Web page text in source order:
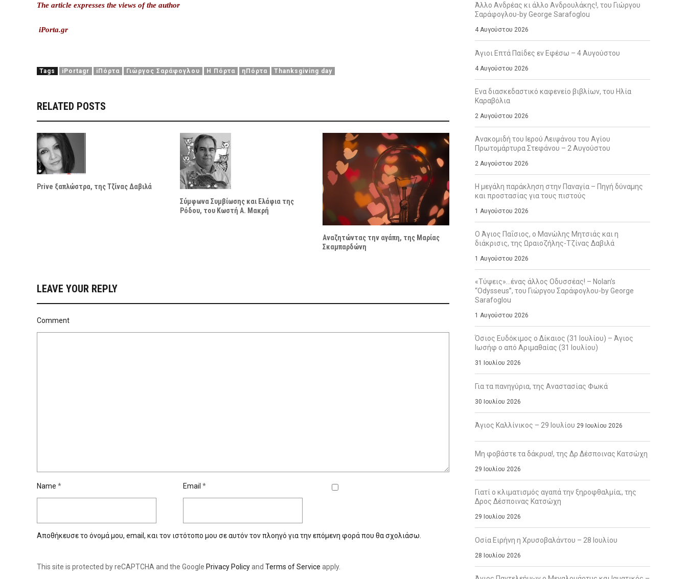
The article expresses the views of the author
iPorta.gr
Tags iPortagr iΠόρτα Γιώργος Σαράφογλου Η Πόρτα ηΠόρτα Τhanksgiving day
RELATED POSTS
Prive ξαπλώστρα, της Τζίνας Δαβιλά
Σύμφωνα Συμβίωσης και Ελάφια της
Ρόδου, του Κωστή Α. Μακρή
Αναζητώντας την αγάπη, της Μαρίας
Σκαμπαρδώνη
LEAVE YOUR REPLY
Comment
Name * Email *
Αποθήκευσε το όνομά μου, email, και τον ιστότοπο μου σε αυτόν τον πλοηγό για την επόμενη φορά που θα σχολιάσω.
This site is protected by reCAPTCHA and the Google Privacy Policyand Terms of Service apply.
Άλλο Ανδρέας κι άλλο Ανδρουλάκης!, του Γιώργου
Σαράφογλου-by George Sarafoglou
4 Αυγούστου 2026
Άγιοι Επτά Παίδες εν Εφέσω – 4 Αυγούστου
4 Αυγούστου 2026
Ενα διασκεδαστικό καφενείο βιβλίων, του Ηλία
Καραβόλια
2 Αυγούστου 2026
Ανακομιδή του Ιερού Λειψάνου του Αγίου
Πρωτομάρτυρα Στεφάνου – 2 Αυγούστου
2 Αυγούστου 2026
Η μεγάλη παράκληση στην Παναγία – Πηγή δύναμης
και προστασίας για τους πιστούς
1 Αυγούστου 2026
Ο Άγιος Παΐσιος, ο Μανώλης Μητσιάς και η
διάκρισις, της Ωραιοζήλης-Τζίνας Δαβιλά
1 Αυγούστου 2026
«Τύψεις»…ένας άλλος Οδυσσέας! – Nolan’s
“Odysseus”, του Γιώργου Σαράφογλου-by George
Sarafoglou
1 Αυγούστου 2026
Όσιος Ευδόκιμος ο Δίκαιος (31 Ιουλίου) – Άγιος
Ιωσήφ ο από Αριμαθαίας (31 Ιουλίου)
31 Ιουλίου 2026
Για τα πανηγύρια, της Αναστασίας Φωκά
30 Ιουλίου 2026
Άγιος Καλλίνικος – 29 Ιουλίου 29 Ιουλίου 2026
Μη φοβάστε τα δάκρυα!, της Δρ Δέσποινας Κατσώχη
29 Ιουλίου 2026
Γιατί ο κλιματισμός αγαπά την ξηροφθαλμία;, της
Δρος Δέσποινας Κατσώχη
29 Ιουλίου 2026
Οσία Ειρήνη η Χρυσοβαλάντου – 28 Ιουλίου
28 Ιουλίου 2026